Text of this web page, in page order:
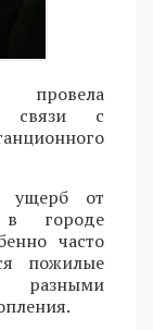
провела
связи с
ущерб от
в городе
часто
пожилые
разными